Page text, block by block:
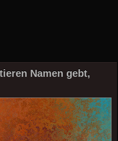
Namen gebt,